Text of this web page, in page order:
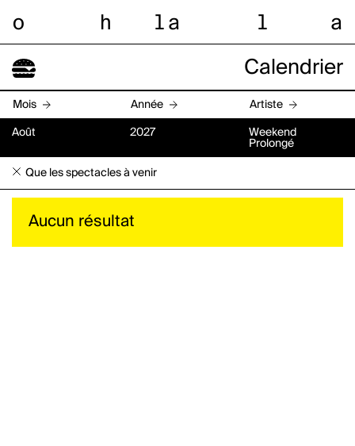
o h l a l a
Calendrier
Mois Année Artiste
Août 2027
Weekend
Prolongé
Que les spectacles à venir
Aucun résultat